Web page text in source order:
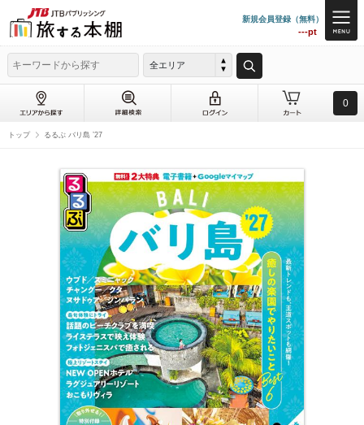
新規会員登録（無料）
---pt
全エリア
0
トップ るるぶ バリ島 ’27